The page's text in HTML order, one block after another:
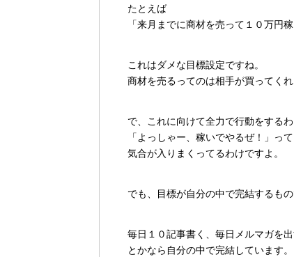
たとえば
「来月までに商材を売って１０万円
これはダメな目標設定ですね。
商材を売るってのは相手が買ってくれ
で、これに向けて全力で行動をするわ
「よっしゃー、稼いでやるぜ！」って
気合が入りまくってるわけですよ。
でも、目標が自分の中で完結するもの
毎日１０記事書く、毎日メルマガを出
とかなら自分の中で完結しています。